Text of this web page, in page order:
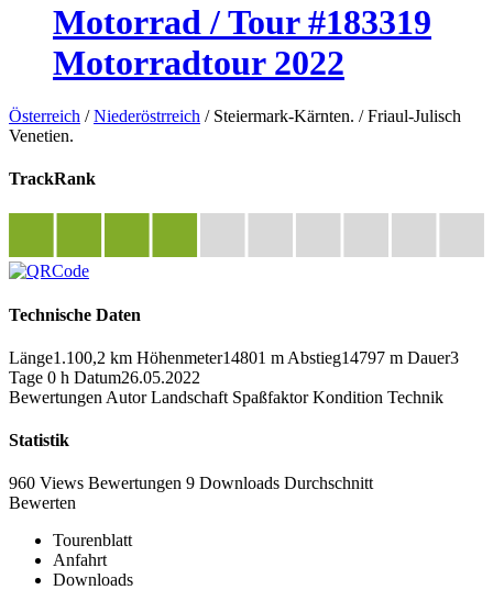
Motorrad / Tour #183319
Motorradtour 2022
Österreich /Niederöstrreich / Steiermark-Kärnten. /Friaul-Julisch
Venetien.
TrackRank
Technische Daten
Länge1.100,2 km Höhenmeter14801 m Abstieg14797 m Dauer3
Tage 0 h Datum26.05.2022
Bewertungen Autor Landschaft Spaßfaktor Kondition Technik
Statistik
960 Views Bewertungen 9 Downloads Durchschnitt
Bewerten
Tourenblatt
Anfahrt
Downloads